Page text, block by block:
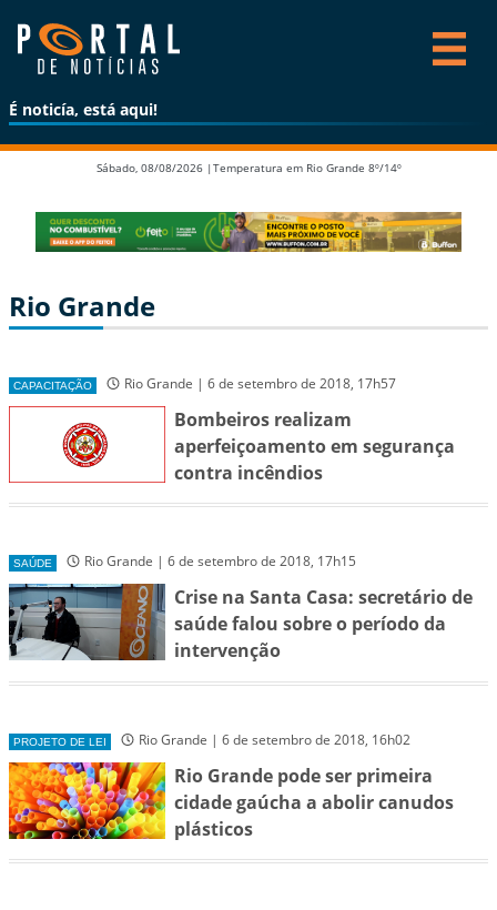
É noticía, está aqui!
Sábado, 08/08/2026 | Temperatura em Rio Grande 8º/14º
Rio Grande
CAPACITAÇÃO Rio Grande | 6 de setembro de 2018, 17h57
Bombeiros realizam
aperfeiçoamento em segurança
contra incêndios
SAÚDE Rio Grande | 6 de setembro de 2018, 17h15
Crise na Santa Casa: secretário de
saúde falou sobre o período da
intervenção
PROJETO DE LEI Rio Grande | 6 de setembro de 2018, 16h02
Rio Grande pode ser primeira
cidade gaúcha a abolir canudos
plásticos